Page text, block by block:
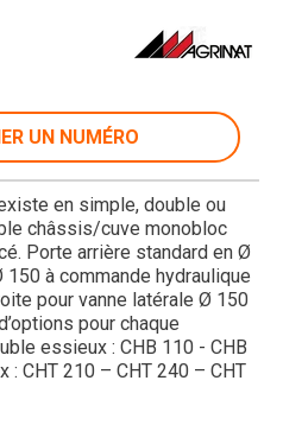
en simple, double ou
châssis/cuve monobloc
Porte arrière standard en Ø
à commande hydraulique
pour vanne latérale Ø 150
pour chaque
essieux : CHB 110 - CHB
CHT 210 – CHT 240 – CHT
UN NUMÉRO